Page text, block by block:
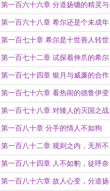
尔（为绝世天师加更之九）
第一百六十六章 分道扬镳的精灵与
矮人
第一百六十八章 希尔还是个未成年
呢！
第一百七十章 希尔是十世善人转世
吧？
第一百七十二章 试探着伸爪的希尔
（为838771712万赏加更）
第一百七十四章 银月与威廉的合作
很惊艳
第一百七十六章 看热闹的德鲁伊变
成了热闹
第一百七十八章 对矮人的灭国之战
第一百八十章 分手的情人不如狗
第一百八十二章 规则之内，无所不
能
第一百八十四章 人不如豹，徒呼奈
何
第一百八十六章 故人心变，分道扬